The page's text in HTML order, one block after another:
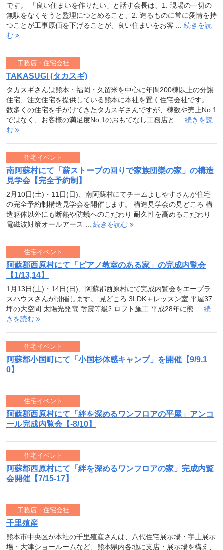
です。 「良い住まいを作りたい」と話す会長は、1. 現場の一切の
無駄をなくそうと監理につとめること、2. 造るものに常に愛情を持
つことが工事原価を下げることが、良い住まいをお客 ... 続きを読
む
TAKASUGI (タカスギ)
タカスギさんは熊本・福岡・久留米を中心に年間200棟以上の分譲
住宅、注文住宅を提供している熊本に本社を置く住宅会社です。
数多くの住宅を手がけてきたタカスギさんですが、棟数や売上No.1
ではなく、お客様の満足度No.1のおもてなし工務店と ... 続きを読
む
工務店・住宅会社
南阿蘇村にて「薪ストーブの回りで家族団欒の家」の構造
見学会【完全予約制】
2月10日(土)・11日(日)、南阿蘇村にてチームよしやすさんが住宅
の完全予約制構造見学会を開催します。 構造見学会の見どころ 構
造躯体以外にも断熱や防蟻へのこだわり 耐久性を高めるこだわり
電磁波対策オールアース ... 続きを読む
住宅イベント
阿蘇郡西原村にて「ピアノ教室のある家」の完成内覧会
【1/13,14】
1月13日(土)・14日(日)、阿蘇郡西原村にて完成内覧会をエープラ
スハウスさんが開催します。 見どころ 3LDK＋レッスン室 平屋37
坪の大空間 太陽光発電 耐震等級3 ロフト施工 平成28年に熊 ... 続
きを読む
住宅イベント
阿蘇郡小国町にて「小国杉体感キャンプ」を開催【9/9,1
0】
住宅イベント
阿蘇郡西原村にて「絆を深めるワンフロアの平屋」アンコ
ール完成内覧会【-8/10】
住宅イベント
阿蘇郡西原村にて「絆を深めるワンフロアの家」完成内覧
会開催【7/15-17】
住宅イベント
千里殖産
熊本市中央区が本社の千里殖産さんは、八代住宅展示場・宇土展示
場・大津ショールームなど、熊本県内各地に支店・展示場を構え、
工務店・住宅会社